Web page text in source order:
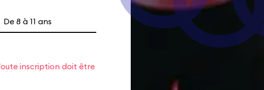
De 8 à 11 ans
inscription doit être